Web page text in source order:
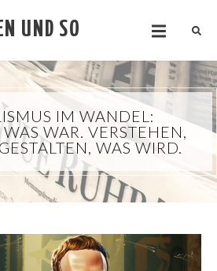
UND SO
IM WANDEL:
WAR. VERSTEHEN,
WAS WIRD.